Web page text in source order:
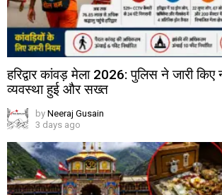
हरिद्वार कांवड़ मेला 2026: पुलिस ने जारी किए
व्यवस्था हुई और सख्त
by Neeraj Gusain
3 days ago